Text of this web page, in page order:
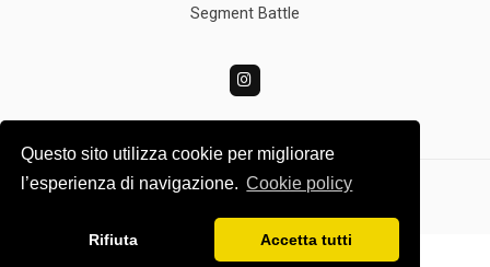
Questo sito utilizza cookie per migliorare
l’esperienza di navigazione. Cookie policy
Rifiuta Accetta tutti
Segment Battle
Turbolince.com